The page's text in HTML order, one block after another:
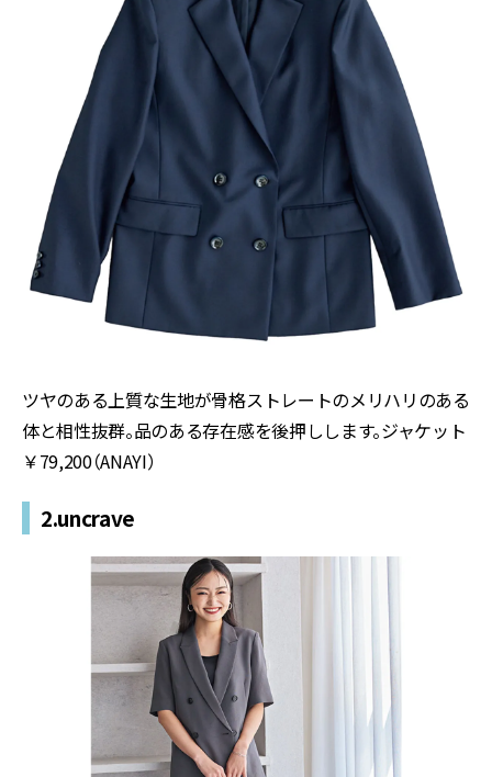
ツヤのある上質な生地が骨格ストレートのメリハリのある
体と相性抜群。品のある存在感を後押しします。ジャケット
￥79,200（ANAYI）
2.uncrave